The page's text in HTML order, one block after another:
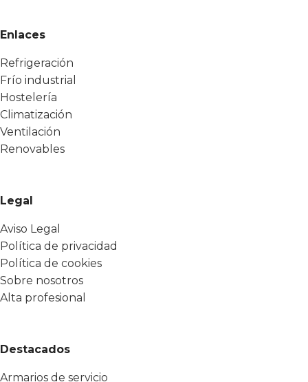
Enlaces
Refrigeración
Frío industrial
Hostelería
Climatización
Ventilación
Renovables
Legal
Aviso Legal
Política de privacidad
Política de cookies
Sobre nosotros
Alta profesional
Destacados
Armarios de servicio